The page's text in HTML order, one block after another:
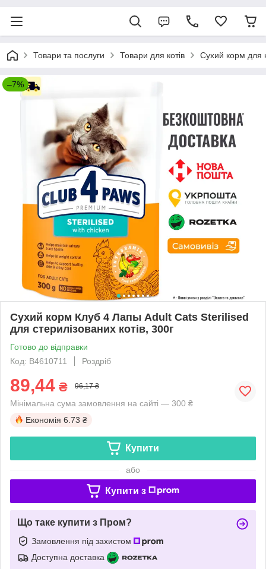
Товари та послуги Товари для котів Сухий корм для
–7%
Сухий корм Клуб 4 Лапы Adult Cats Sterilised
для стерилізованих котів, 300г
Готово до відправки
Код: B4610711
Роздріб
89,44 ₴ 96,17 ₴
Мінімальна сума замовлення на сайті — 300 ₴
Економія 6.73 ₴
Купити
або
Купити з
Що таке купити з Пром?
Замовлення під захистом
Доступна доставка